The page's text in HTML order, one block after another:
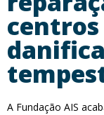
A Fundação AIS